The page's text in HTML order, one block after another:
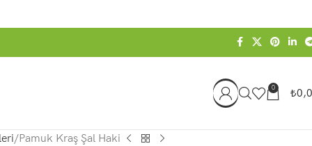
0 ₺
Pamuk Kraş Şal Haki